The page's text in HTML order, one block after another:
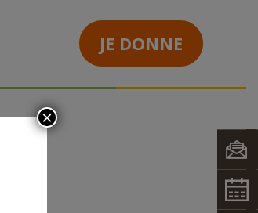
JE DONNE
×